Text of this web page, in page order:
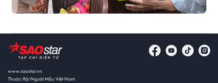
www.saostar.vn
Thuộc Hội Người Mẫu Việt Nam